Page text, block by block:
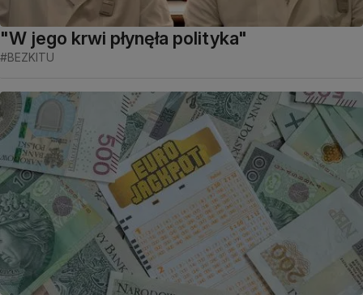
"W jego krwi płynęła polityka"
#BEZKITU